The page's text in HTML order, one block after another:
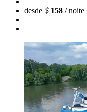
desde $ 158 / noite